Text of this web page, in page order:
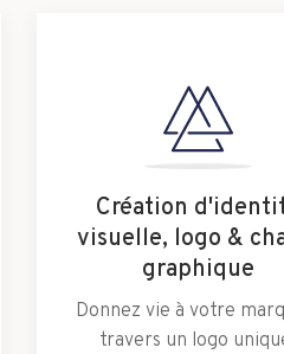
Création
visuelle, logo &
graphique
Donnez vie à votre
travers un logo